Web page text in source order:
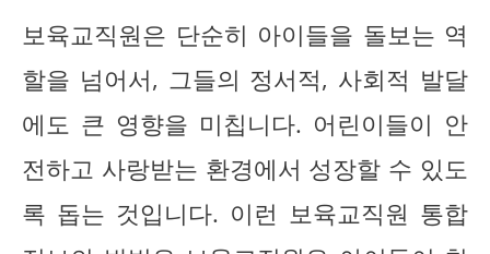
보육교직원은 단순히 아이들을 돌보는 역
할을 넘어서, 그들의 정서적, 사회적 발달
에도 큰 영향을 미칩니다. 어린이들이 안
전하고 사랑받는 환경에서 성장할 수 있도
록 돕는 것입니다. 이런 보육교직원 통합